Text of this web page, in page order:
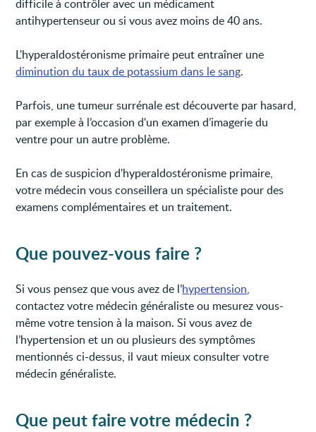
difficile à contrôler avec un médicament
antihypertenseur ou si vous avez moins de 40 ans.
L'hyperaldostéronisme primaire peut entraîner une
diminution du taux de potassium dans le sang.
Parfois, une tumeur surrénale est découverte par hasard,
par exemple à l’occasion d'un examen d’imagerie du
ventre pour un autre problème.
En cas de suspicion d'hyperaldostéronisme primaire,
votre médecin vous conseillera un spécialiste pour des
examens complémentaires et un traitement.
Que pouvez-vous faire ?
Si vous pensez que vous avez de l’hypertension,
contactez votre médecin généraliste ou mesurez vous-
même votre tension à la maison. Si vous avez de
l’hypertension et un ou plusieurs des symptômes
mentionnés ci-dessus, il vaut mieux consulter votre
médecin généraliste.
Que peut faire votre médecin ?